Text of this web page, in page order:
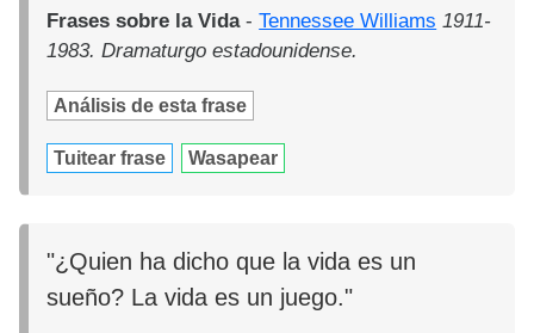
Frases sobre la Vida-Tennessee Williams 1911-
1983. Dramaturgo estadounidense.
Análisis de esta frase
Tuitear frase Wasapear
"¿Quien ha dicho que la vida es un
sueño? La vida es un juego."